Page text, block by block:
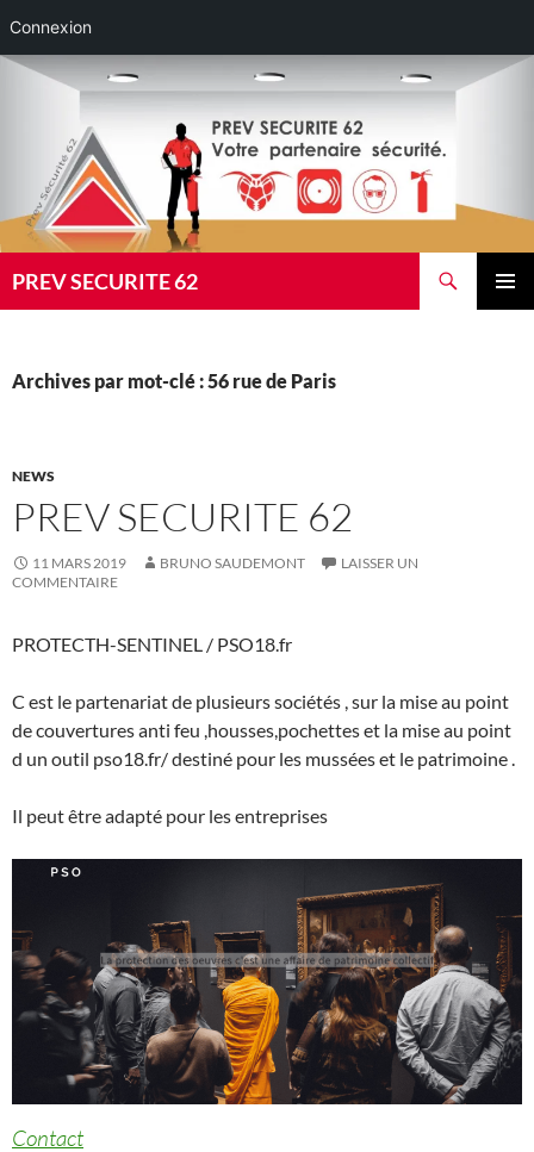
Connexion
Aller
PREV SECURITE 62
Archives par mot-clé : 56 rue de Paris
NEWS
PREV SECURITE 62
11 MARS 2019 BRUNO SAUDEMONT
LAISSER UN
COMMENTAIRE
PROTECTH-SENTINEL / PSO18.fr
C est le partenariat de plusieurs sociétés , sur la mise au point
de couvertures anti feu ,housses,pochettes et la mise au point
d un outil pso18.fr/ destiné pour les mussées et le patrimoine .
Il peut être adapté pour les entreprises
Contact